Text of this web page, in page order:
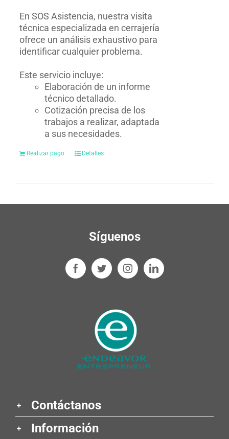
En SOS Asistencia, nuestra visita
técnica especializada en cerrajería
ofrece un análisis exhaustivo para
identificar cualquier problema.
Este servicio incluye:
Elaboración de un informe
técnico detallado.
Cotización precisa de los
trabajos a realizar, adaptada
a sus necesidades.
Realizar pago Detalles
Síguenos
Contáctanos
Información